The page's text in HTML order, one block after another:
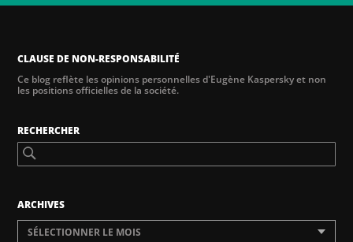
CLAUSE DE NON-RESPONSABILITÉ
Ce blog reflète les opinions personnelles d'Eugène Kaspersky et non
les positions officielles de la société.
RECHERCHER
ARCHIVES
SÉLECTIONNER LE MOIS